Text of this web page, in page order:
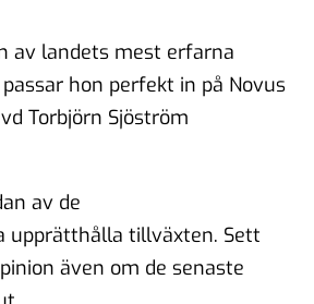
av landets mest erfarna
hon perfekt in på Novus
Torbjörn Sjöström
av de
upprätthålla tillväxten. Sett
även om de senaste